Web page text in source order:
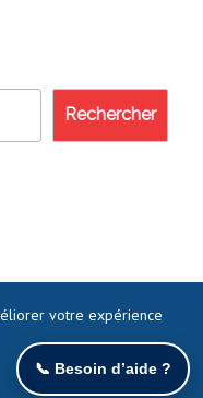
Rechercher
RÉSERVÉS
votre expérience
📞 Besoin d’aide ?